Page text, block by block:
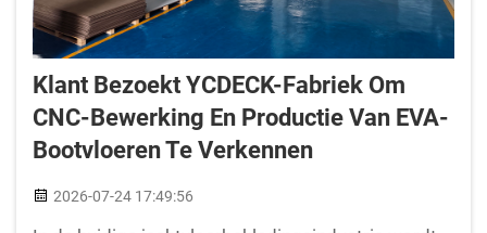
Klant Bezoekt YCDECK-Fabriek Om
CNC-Bewerking En Productie Van EVA-
Bootvloeren Te Verkennen
2026-07-24 17:49:56